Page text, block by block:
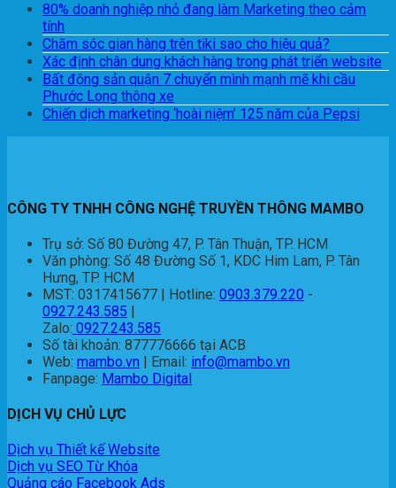
80% doanh nghiệp nhỏ đang làm Marketing theo cảm
tính
Chăm sóc gian hàng trên tiki sao cho hiệu quả?
Xác định chân dung khách hàng trong phát triển website
Bất động sản quận 7 chuyển mình mạnh mẽ khi cầu
Phước Long thông xe
Chiến dịch marketing ‘hoài niệm’ 125 năm của Pepsi
CÔNG TY TNHH CÔNG NGHỆ TRUYỀN THÔNG MAMBO
Trụ sở: Số 80 Đường 47, P. Tân Thuận, TP. HCM
Văn phòng: Số 48 Đường Số 1, KDC Him Lam, P. Tân
Hưng, TP. HCM
MST: 0317415677 | Hotline: 0903.379.220 -
0927.243.585 |
Zalo: 0927.243.585
Số tài khoản: 877776666 tại ACB
Web: mambo.vn | Email: info@mambo.vn
Fanpage: Mambo Digital
DỊCH VỤ CHỦ LỰC
Dịch vụ Thiết kế Website
Dịch vụ SEO Từ Khóa
Quảng cáo Facebook Ads